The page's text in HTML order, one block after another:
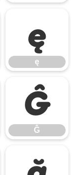
ę
ę
Ĝ
Ĝ